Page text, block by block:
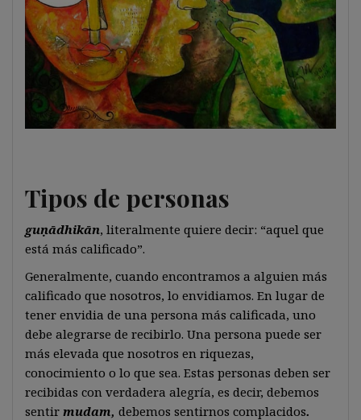
Tipos de personas
guṇādhikān, literalmente quiere decir: “aquel que
está más calificado”.
Generalmente, cuando encontramos a alguien más
calificado que nosotros, lo envidiamos. En lugar de
tener envidia de una persona más calificada, uno
debe alegrarse de recibirlo. Una persona puede ser
más elevada que nosotros en riquezas,
conocimiento o lo que sea. Estas personas deben ser
recibidas con verdadera alegría, es decir, debemos
sentir mudam, debemos sentirnos complacidos.